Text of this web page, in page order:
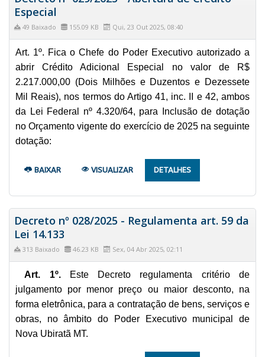
Especial
49 Baixado 155.09 KB Qui, 23 Out 2025, 08:40
Art. 1º. Fica o Chefe do Poder Executivo autorizado a
abrir Crédito Adicional Especial no valor de R$
2.217.000,00 (Dois Milhões e Duzentos e Dezessete
Mil Reais), nos termos do Artigo 41, inc. II e 42, ambos
da Lei Federal nº 4.320/64, para Inclusão de dotação
no Orçamento vigente do exercício de 2025 na seguinte
dotação:
BAIXAR VISUALIZAR DETALHES
Decreto nº 028/2025 - Regulamenta art. 59 da
Lei 14.133
313 Baixado 46.23 KB Sex, 04 Abr 2025, 02:11
Art. 1º.
Este Decreto regulamenta critério de
julgamento por menor preço ou maior desconto, na
forma eletrônica, para a contratação de bens, serviços e
obras, no âmbito do Poder Executivo municipal de
Nova Ubiratã MT.